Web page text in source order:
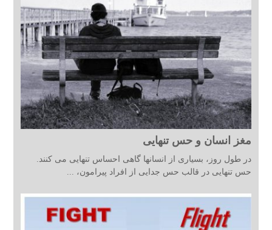
مغز انسان و حس تنهایی
در طول روز، بسیاری از انسانها گاهی احساس تنهایی می کنند.
حس تنهایی در قالب حس جدایی از افراد پیرامون، ...